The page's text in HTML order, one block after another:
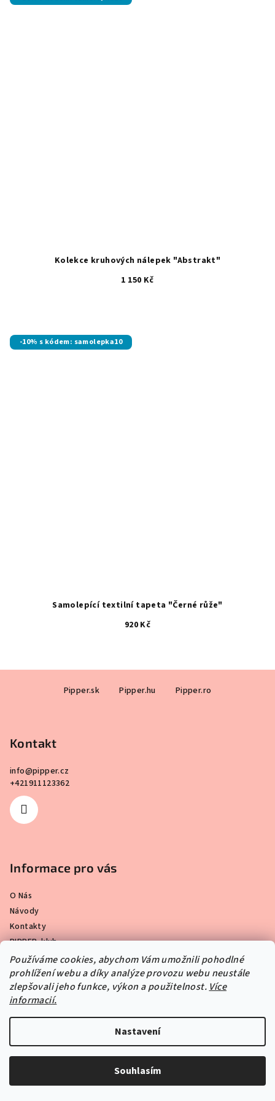
Používáme cookies, abychom Vám umožnili pohodlné
prohlížení webu a díky analýze provozu webu neustále
zlepšovali jeho funkce, výkon a použitelnost. Více
informacií.
Nastavení
Souhlasím
Kolekce kruhových nálepek "Abstrakt"
1 150 Kč
-10% s kódem: samolepka10
Samolepící textilní tapeta "Černé růže"
920 Kč
Pipper.sk Pipper.hu Pipper.ro
Kontakt
info@pipper.cz
+421911123362
Informace pro vás
O Nás
Návody
Kontakty
PIPPER. klub
Rychlý kontakt
Doprava a platba
Moje objednávka
Obchodní podmínky
Hodnocení obchodu
Ochrana osobních údajů